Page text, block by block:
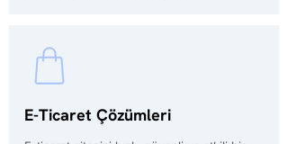
E-Ticaret Çözümleri